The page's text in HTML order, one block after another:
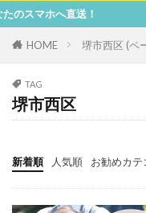
直送！
HOME 堺市西区 (ペ
TAG
堺市西区
新着順 人気順 お勧めカテ
新店/閉